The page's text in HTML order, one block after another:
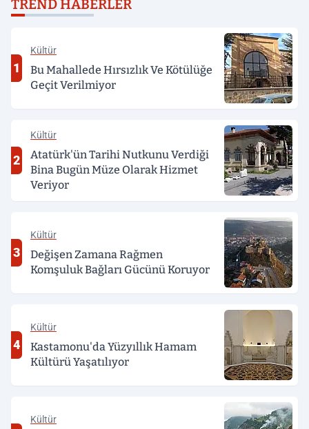
TREND HABERLER
1
Kültür
Bu Mahallede Hırsızlık Ve Kötülüğe
Geçit Verilmiyor
2
Kültür
Atatürk'ün Tarihi Nutkunu Verdiği
Bina Bugün Müze Olarak Hizmet
Veriyor
3
Kültür
Değişen Zamana Rağmen
Komşuluk Bağları Gücünü Koruyor
4
Kültür
Kastamonu'da Yüzyıllık Hamam
Kültürü Yaşatılıyor
Kültür